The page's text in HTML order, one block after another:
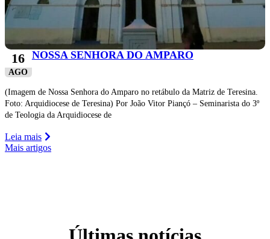
16
AGO
NOSSA SENHORA DO AMPARO
(Imagem de Nossa Senhora do Amparo no retábulo da Matriz de Teresina.
Foto: Arquidiocese de Teresina) Por João Vitor Piançó – Seminarista do 3º
de Teologia da Arquidiocese de
Leia mais
Mais artigos